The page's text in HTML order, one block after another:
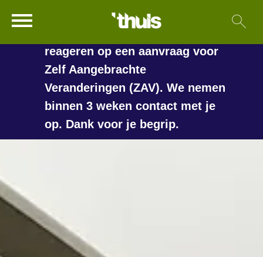
Naar hoofdinhoud
Naar hoofdnavigatiemenu
Naar zoeken
Naar de homepage
Ga naar Hoofd
langer duren voordat we
reageren op een aanvraag voor
Zelf Aangebrachte
Veranderingen (ZAV). We nemen
binnen 3 weken contact met je
op. Dank voor je begrip.